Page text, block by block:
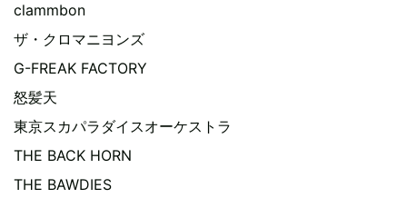
clammbon
ザ・クロマニヨンズ
G-FREAK FACTORY
怒髪天
東京スカパラダイスオーケストラ
THE BACK HORN
THE BAWDIES